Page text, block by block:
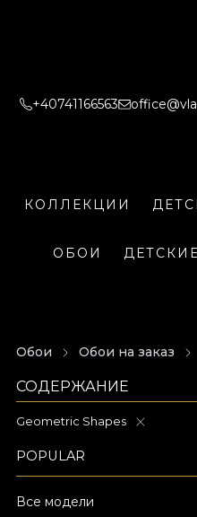
+40741166563
КОЛЛЕКЦИИ
ОБОИ
Обои Обои на заказ
СОДЕРЖАНИЕ
Geometric Shapes
POPULAR
Все модели